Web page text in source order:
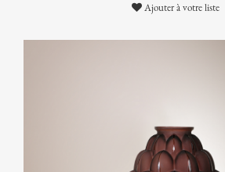
Ajouter à votre liste